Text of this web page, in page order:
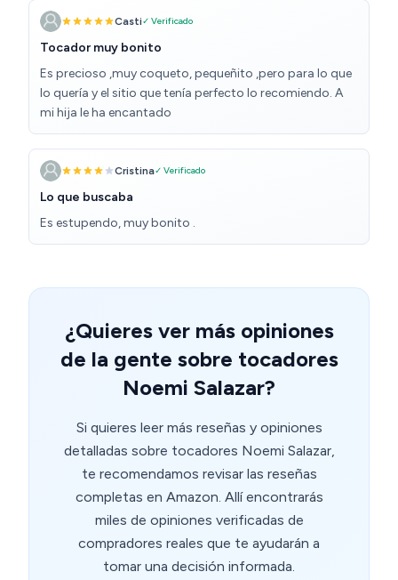
Casti✓ Verificado
Tocador muy bonito
Es precioso ,muy coqueto, pequeñito ,pero para lo que
lo quería y el sitio que tenía perfecto lo recomiendo. A
mi hija le ha encantado
Cristina✓ Verificado
Lo que buscaba
Es estupendo, muy bonito .
¿Quieres ver más opiniones
de la gente sobre tocadores
Noemi Salazar?
Si quieres leer más reseñas y opiniones
detalladas sobre tocadores Noemi Salazar,
te recomendamos revisar las reseñas
completas en Amazon. Allí encontrarás
miles de opiniones verificadas de
compradores reales que te ayudarán a
tomar una decisión informada.